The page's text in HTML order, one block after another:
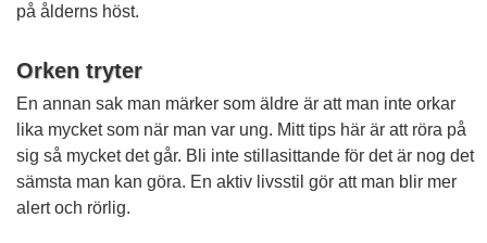
på ålderns höst.
Orken tryter
En annan sak man märker som äldre är att man inte orkar
lika mycket som när man var ung. Mitt tips här är att röra på
sig så mycket det går. Bli inte stillasittande för det är nog det
sämsta man kan göra. En aktiv livsstil gör att man blir mer
alert och rörlig.